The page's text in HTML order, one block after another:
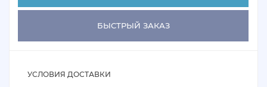
БЫСТРЫЙ ЗАКАЗ
УСЛОВИЯ ДОСТАВКИ